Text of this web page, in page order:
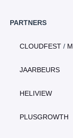
PARTNERS
CLOUDFEST /
JAARBEURS
HELIVIEW
PLUSGROWTH